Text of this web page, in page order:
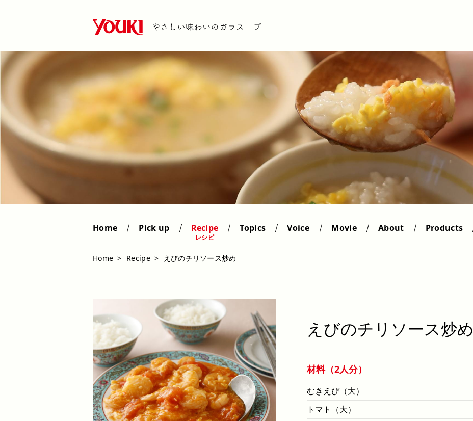
Home Pick up Recipe
レシピ
Topics Voice Movie About Products
Home Recipe えびのチリソース炒め
えびのチリソース炒め
材料（2人分）
むきえび（大）
トマト（大）